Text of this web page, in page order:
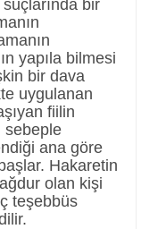
bir
yapıla bilmesi
bir dava
uygulanan
fiilin
sebeple
ana göre
Hakaretin
olan kişi
teşebbüs